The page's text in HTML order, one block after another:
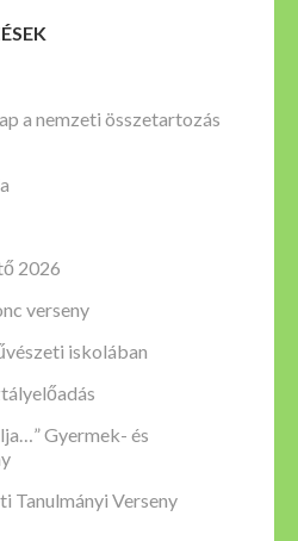
a nemzeti összetartozás
2026
verseny
iskolában
Gyermek- és
Tanulmányi Verseny